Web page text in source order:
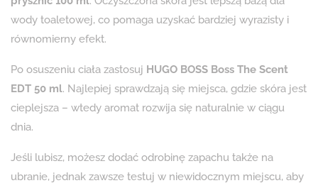
wody toaletowej, co pomaga uzyskać bardziej wyrazisty i
równomierny efekt.
Po osuszeniu ciała zastosuj HUGO BOSS Boss The Scent
EDT 50 ml. Najlepiej sprawdzają się miejsca, gdzie skóra jest
cieplejsza – wtedy aromat rozwija się naturalnie w ciągu
dnia.
Jeśli lubisz, możesz dodać odrobinę zapachu także na
ubranie, jednak zawsze testuj w niewidocznym miejscu, aby